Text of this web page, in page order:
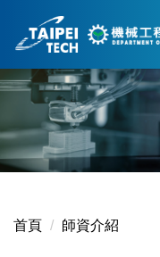
要
區
首頁 師資介紹